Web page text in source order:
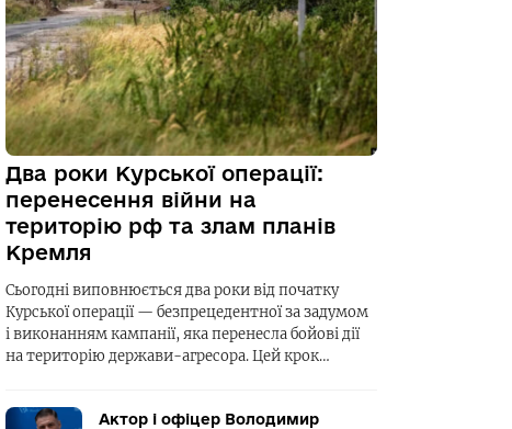
Два роки Курської операції:
перенесення війни на
територію рф та злам планів
Кремля
Сьогодні виповнюється два роки від початку
Курської операції — безпрецедентної за задумом
і виконанням кампанії, яка перенесла бойові дії
на територію держави-агресора. Цей крок…
Актор і офіцер Володимир